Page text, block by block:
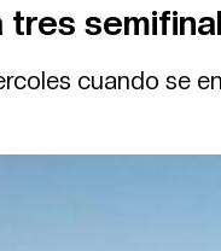
tres
cuando se